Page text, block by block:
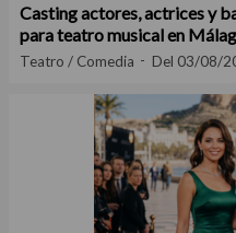
Casting actores, actrices y
para teatro musical en
Teatro / Comedia Del 03/08/